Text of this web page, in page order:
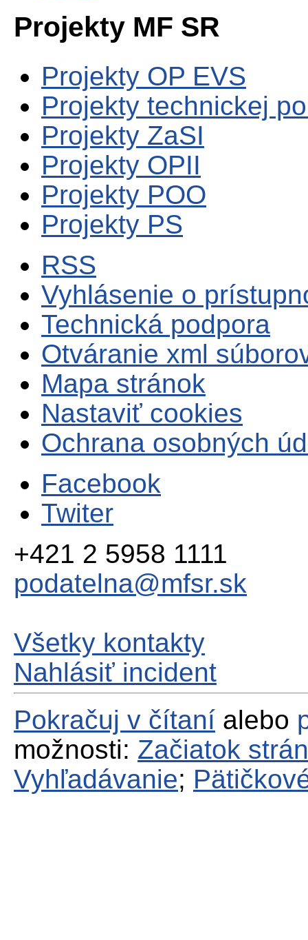
Projekty MF SR
Projekty OP EVS
Projekty technickej
Projekty ZaSI
Projekty OPII
Projekty POO
Projekty PS
RSS
Vyhlásenie o
Technická podpora
Otváranie xml
Mapa stránok
Nastaviť cookies
Ochrana osobných
Facebook
Twiter
+421 2 5958 1111
podatelna@mfsr.sk
Všetky kontakty
Nahlásiť incident
Pokračuj v čítaní alebo
možnosti: Začiatok
Vyhľadávanie;